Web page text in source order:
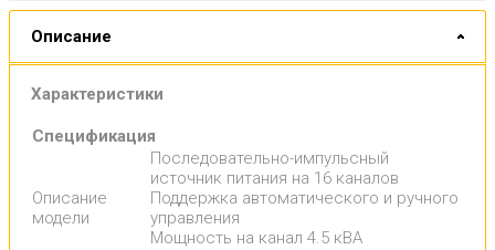
Описание
Характеристики
Спецификация
Описание
модели
Последовательно-импульсный
источник питания на 16 каналов
Поддержка автоматического и ручного
управления
Мощность на канал 4.5 кВА